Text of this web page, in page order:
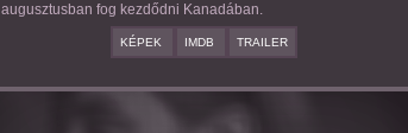
augusztusban fog kezdődni Kanadában.
KÉPEK IMDB TRAILER